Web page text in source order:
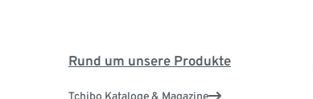
Rund um unsere Produkte
Tchibo Kataloge & Magazine